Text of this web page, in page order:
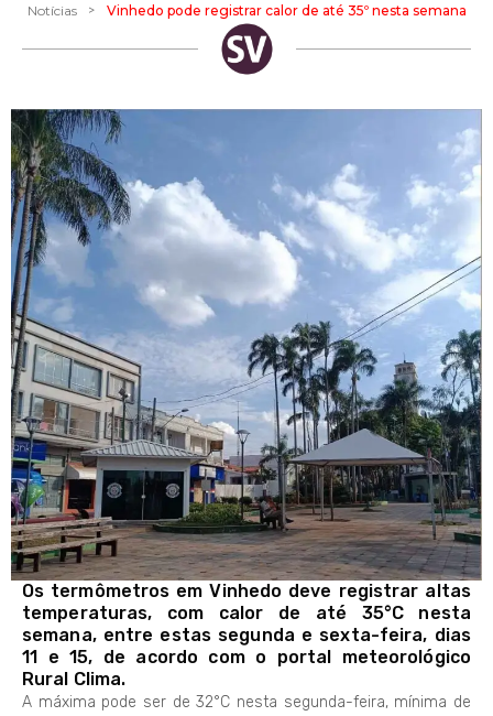
Notícias > Vinhedo pode registrar calor de até 35º nesta semana
Os termômetros em Vinhedo deve registrar altas
temperaturas, com calor de até 35°C nesta
semana, entre estas segunda e sexta-feira, dias
11 e 15, de acordo com o portal meteorológico
Rural Clima.
A máxima pode ser de 32°C nesta segunda-feira, mínima de